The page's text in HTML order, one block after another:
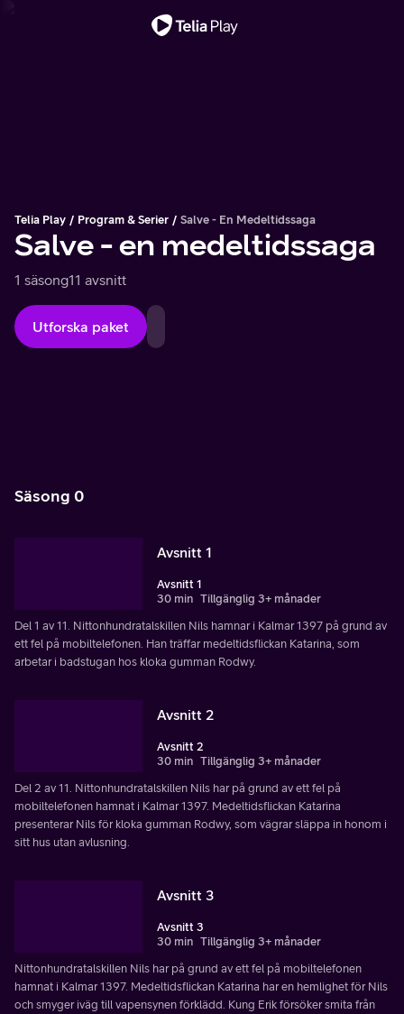
Telia Play Program & Serier Salve - En Medeltidssaga
Salve - en medeltidssaga
1 säsong11 avsnitt
Utforska paket
Säsong 0
Avsnitt 1
Avsnitt 1
30 min Tillgänglig 3+ månader
Del 1 av 11. Nittonhundratalskillen Nils hamnar i Kalmar 1397 på grund av
ett fel på mobiltelefonen. Han träffar medeltidsflickan Katarina, som
arbetar i badstugan hos kloka gumman Rodwy.
Avsnitt 2
Avsnitt 2
30 min Tillgänglig 3+ månader
Del 2 av 11. Nittonhundratalskillen Nils har på grund av ett fel på
mobiltelefonen hamnat i Kalmar 1397. Medeltidsflickan Katarina
presenterar Nils för kloka gumman Rodwy, som vägrar släppa in honom i
sitt hus utan avlusning.
Avsnitt 3
Avsnitt 3
30 min Tillgänglig 3+ månader
Nittonhundratalskillen Nils har på grund av ett fel på mobiltelefonen
hamnat i Kalmar 1397. Medeltidsflickan Katarina har en hemlighet för Nils
och smyger iväg till vapensynen förklädd. Kung Erik försöker smita från